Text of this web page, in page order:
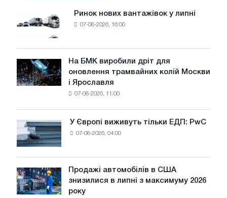
Ринок
нових
вантажівок
у
липні
Ринок нових вантажівок у липні
07-08-2026, 16:00
На
БМК
виробили
трамвайних
колій
Москви
і
Ярославля
На БМК виробили дріт для
оновлення трамвайних колій Москви
і Ярославля
07-08-2026, 11:00
Європі
виживуть
тільки
ЕДП:
PwC
У Європі виживуть тільки ЕДП: PwC
07-08-2026, 04:00
Продажі
автомобілів
в
Продажі автомобілів в США
знизилися в липні з максимуму 2026
року